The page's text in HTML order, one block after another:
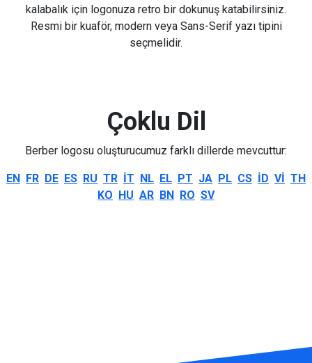
kalabalık için logonuza retro bir dokunuş katabilirsiniz.
Resmi bir kuaför, modern veya Sans-Serif yazı tipini
seçmelidir.
Çoklu Dil
Berber logosu oluşturucumuz farklı dillerde mevcuttur:
EN FR DE ES RU TR IT NL EL PT JA PL CS ID VI TH
KO HU AR BN RO SV